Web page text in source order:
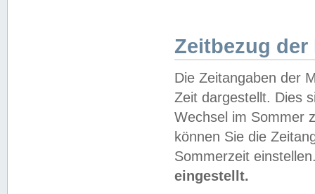
Zeitbezug der
Die Zeitangaben der
Zeit dargestellt. Dies
Wechsel im Sommer
können Sie die
Sommerzeit
eingestellt.